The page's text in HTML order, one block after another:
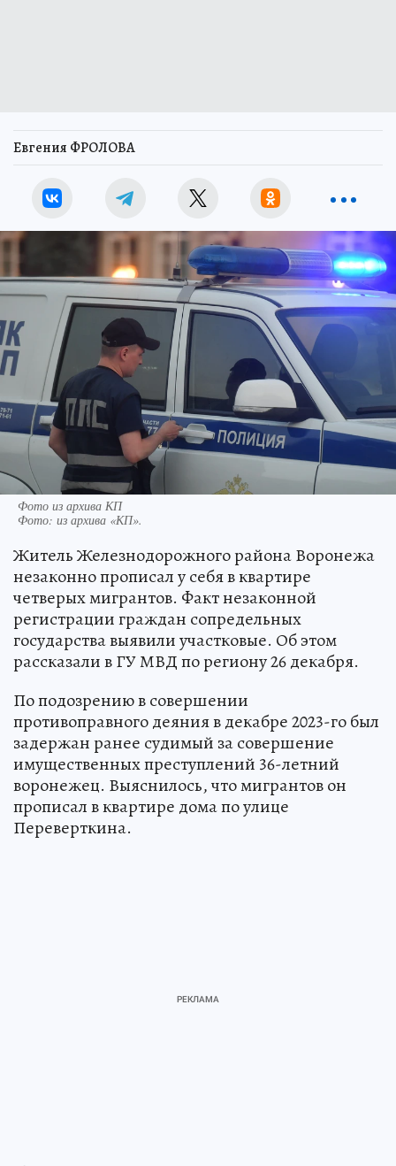
Евгения ФРОЛОВА
Фото из архива КП
Фото: из архива «КП».
Житель Железнодорожного района Воронежа
незаконно прописал у себя в квартире
четверых мигрантов. Факт незаконной
регистрации граждан сопредельных
государства выявили участковые. Об этом
рассказали в ГУ МВД по региону 26 декабря.
По подозрению в совершении
противоправного деяния в декабре 2023-го был
задержан ранее судимый за совершение
имущественных преступлений 36-летний
воронежец. Выяснилось, что мигрантов он
прописал в квартире дома по улице
Переверткина.